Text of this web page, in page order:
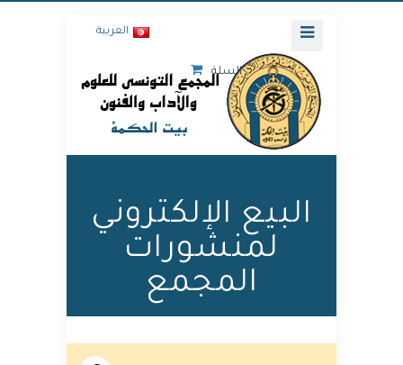
العربية
السلة
البيع الإلكتروني
لمنشورات
المجمع